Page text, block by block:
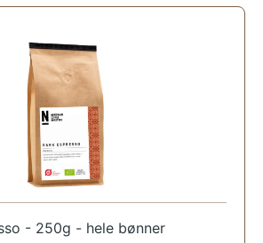
- 250g - hele bønner